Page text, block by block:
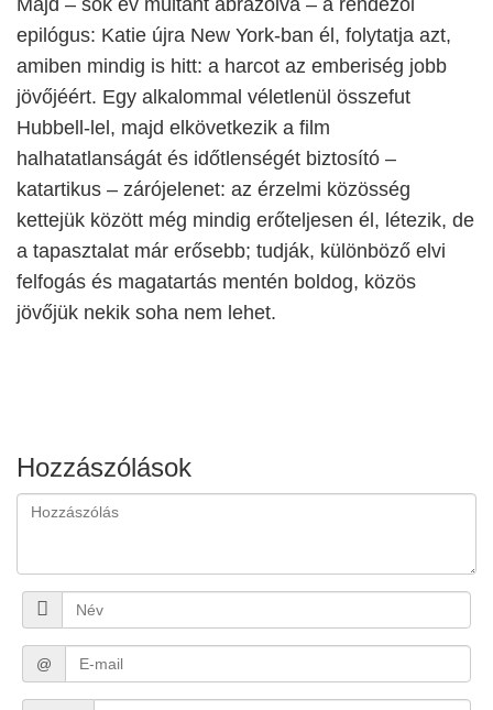
Majd – sok év múltánt ábrázolva – a rendezői
epilógus: Katie újra New York-ban él, folytatja azt,
amiben mindig is hitt: a harcot az emberiség jobb
jövőjéért. Egy alkalommal véletlenül összefut
Hubbell-lel, majd elkövetkezik a film
halhatatlanságát és időtlenségét biztosító –
katartikus – zárójelenet: az érzelmi közösség
kettejük között még mindig erőteljesen él, létezik, de
a tapasztalat már erősebb; tudják, különböző elvi
felfogás és magatartás mentén boldog, közös
jövőjük nekik soha nem lehet.
Hozzászólások
@